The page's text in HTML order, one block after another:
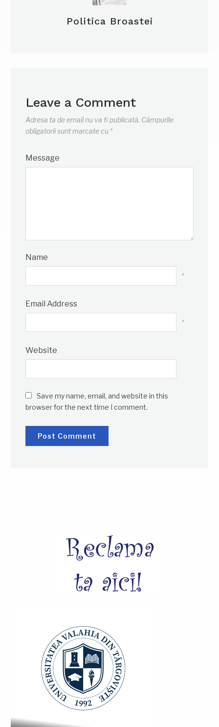
Politica Broastei
Leave a Comment
Adresa ta de email nu va fi publicată. Câmpurile
obligatorii sunt marcate cu *
Message
Name
*
Email Address
*
Website
Save my name, email, and website in this
browser for the next time I comment.